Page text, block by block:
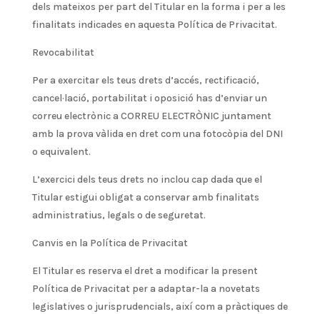
dels mateixos per part del Titular en la forma i per a les
finalitats indicades en aquesta Política de Privacitat.
Revocabilitat
Per a exercitar els teus drets d’accés, rectificació,
cancel·lació, portabilitat i oposició has d’enviar un
correu electrònic a CORREU ELECTRÒNIC juntament
amb la prova vàlida en dret com una fotocòpia del DNI
o equivalent.
L’exercici dels teus drets no inclou cap dada que el
Titular estigui obligat a conservar amb finalitats
administratius, legals o de seguretat.
Canvis en la Política de Privacitat
El Titular es reserva el dret a modificar la present
Política de Privacitat per a adaptar-la a novetats
legislatives o jurisprudencials, així com a pràctiques de